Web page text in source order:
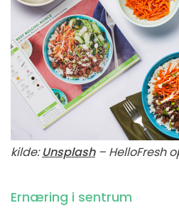
kilde:Unsplash– HelloFresh
Ernæring i sentrum